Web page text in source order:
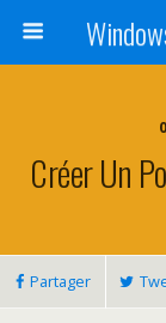
Créer Un
Partager